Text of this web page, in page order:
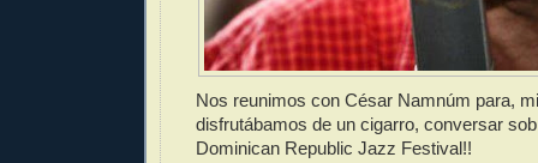
Nos reunimos con César Namnúm para,
disfrutábamos de un cigarro, conversar
Dominican Republic Jazz Festival!!